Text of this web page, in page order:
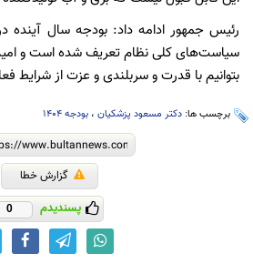
رئیس جمهور ادامه داد: بودجه سال آینده
سیاست‌های کلی نظام تعریف شده است و
بتوانیم با قدرت و سربلندی و عزت از شرایط
برچسب ها: دکتر مسعود پزشکیان ، بودجه 1404
گزارش خطا
پسندیدم 0